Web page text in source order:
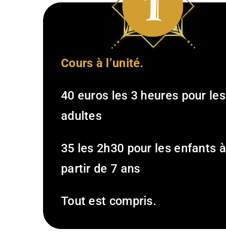
Cours à l’unité.
40 euros les 3 heures pour les
adultes
35 les 2h30 pour les enfants à
partir de 7 ans
Tout est compris.